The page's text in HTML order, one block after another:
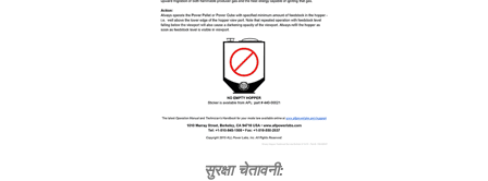
सुरक्षा चेतावनी: